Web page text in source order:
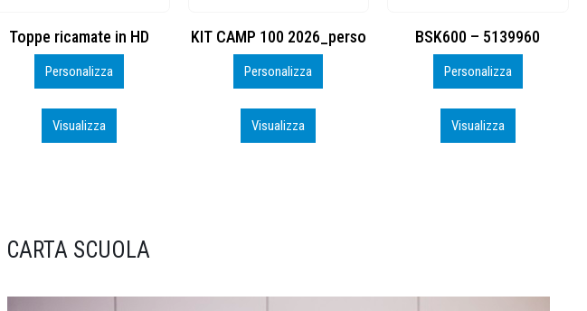
KIT CAMP 100 2026_perso
Personalizza
Visualizza
BSK600 – 5139960
Personalizza
Visualizza
DTF
Personalizza
Visualizza
CARTA SCUOLA